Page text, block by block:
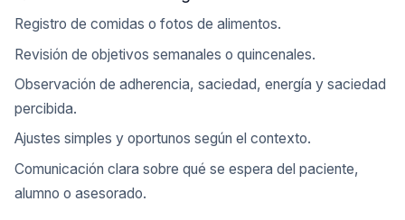
Registro de comidas o fotos de alimentos.
Revisión de objetivos semanales o quincenales.
Observación de adherencia, saciedad, energía y saciedad
percibida.
Ajustes simples y oportunos según el contexto.
Comunicación clara sobre qué se espera del paciente,
alumno o asesorado.